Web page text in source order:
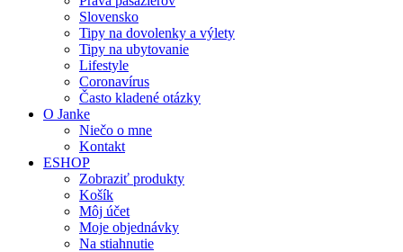
Slovensko
Tipy na dovolenky a výlety
Tipy na ubytovanie
Lifestyle
Coronavírus
Často kladené otázky
O Janke
Niečo o mne
Kontakt
ESHOP
Zobraziť produkty
Košík
Môj účet
Moje objednávky
Na stiahnutie